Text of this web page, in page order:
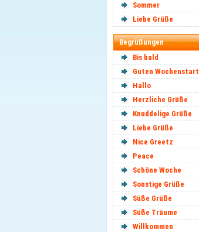
Sommer
Liebe Grüße
Begrüßungen
Bis bald
Guten Wochenstart
Hallo
Herzliche Grüße
Knuddelige Grüße
Liebe Grüße
Nice Greetz
Peace
Schöne Woche
Sonstige Grüße
Süße Grüße
Süße Träume
Willkommen